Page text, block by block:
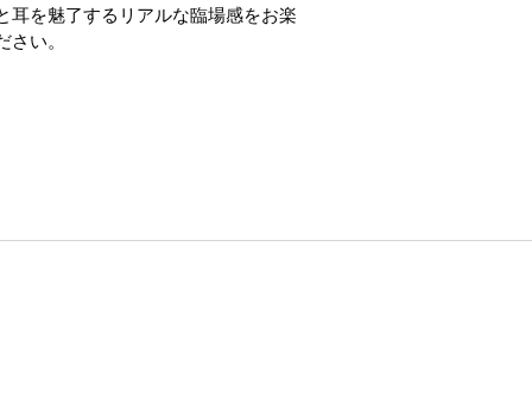
耳を魅了するリアルな臨場感をお楽
さい。